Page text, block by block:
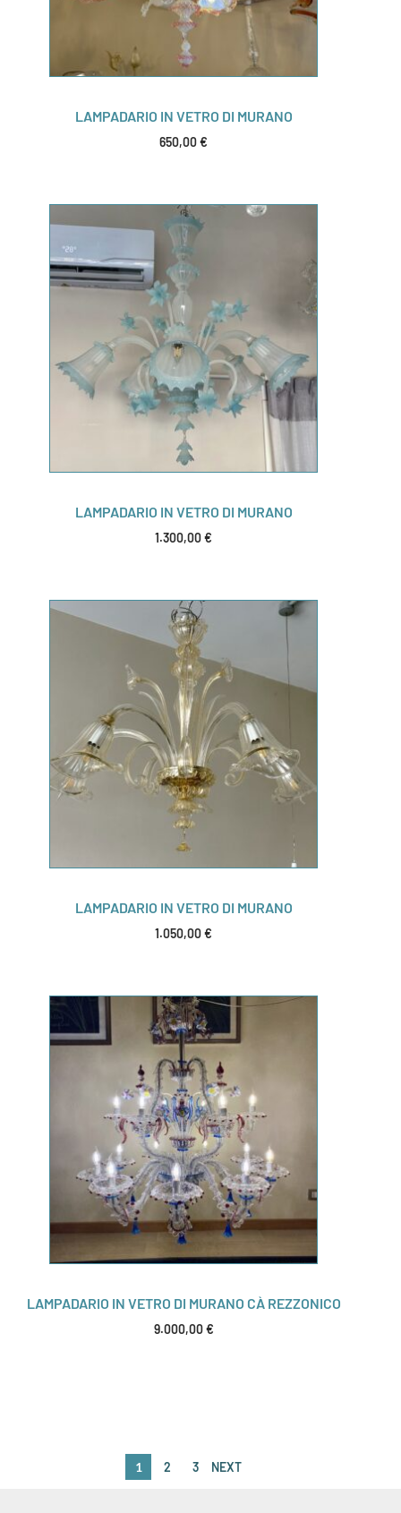
LAMPADARIO IN VETRO DI MURANO
650,00€
LAMPADARIO IN VETRO DI MURANO
1.300,00€
LAMPADARIO IN VETRO DI MURANO
1.050,00€
LAMPADARIO IN VETRO DI MURANO CÀ REZZONICO
9.000,00€
1 2 3 NEXT